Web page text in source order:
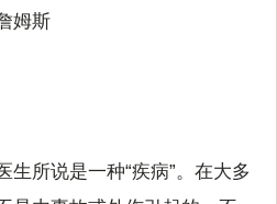
姆斯
生所说是一种“疾病”。在大多